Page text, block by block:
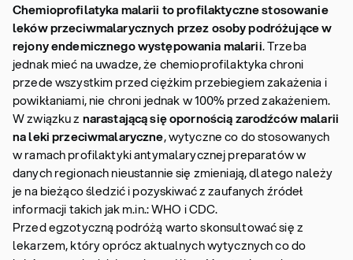
Chemioprofilatyka malarii to profilaktyczne stosowanie
leków przeciwmalarycznych przez osoby podróżujące w
rejony endemicznego występowania malarii. Trzeba
jednak mieć na uwadze, że chemioprofilaktyka chroni
przede wszystkim przed ciężkim przebiegiem zakażenia i
powikłaniami, nie chroni jednak w 100% przed zakażeniem.
W związku z narastającą się opornością zarodźców malarii
na leki przeciwmalaryczne, wytyczne co do stosowanych
w ramach profilaktyki antymalarycznej preparatów w
danych regionach nieustannie się zmieniają, dlatego należy
je na bieżąco śledzić i pozyskiwać z zaufanych źródeł
informacji takich jak m.in.: WHO i CDC.
Przed egzotyczną podróżą warto skonsultować się z
lekarzem, który oprócz aktualnych wytycznych co do